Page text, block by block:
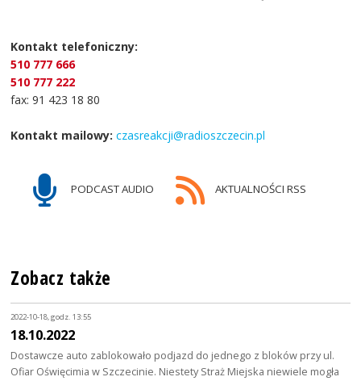
Kontakt telefoniczny:
510 777 666
510 777 222
fax: 91 423 18 80
Kontakt mailowy: czasreakcji@radioszczecin.pl
PODCAST AUDIO AKTUALNOŚCI RSS
Zobacz także
2022-10-18, godz. 13:55
18.10.2022
Dostawcze auto zablokowało podjazd do jednego z bloków przy ul.
Ofiar Oświęcimia w Szczecinie. Niestety Straż Miejska niewiele mogła